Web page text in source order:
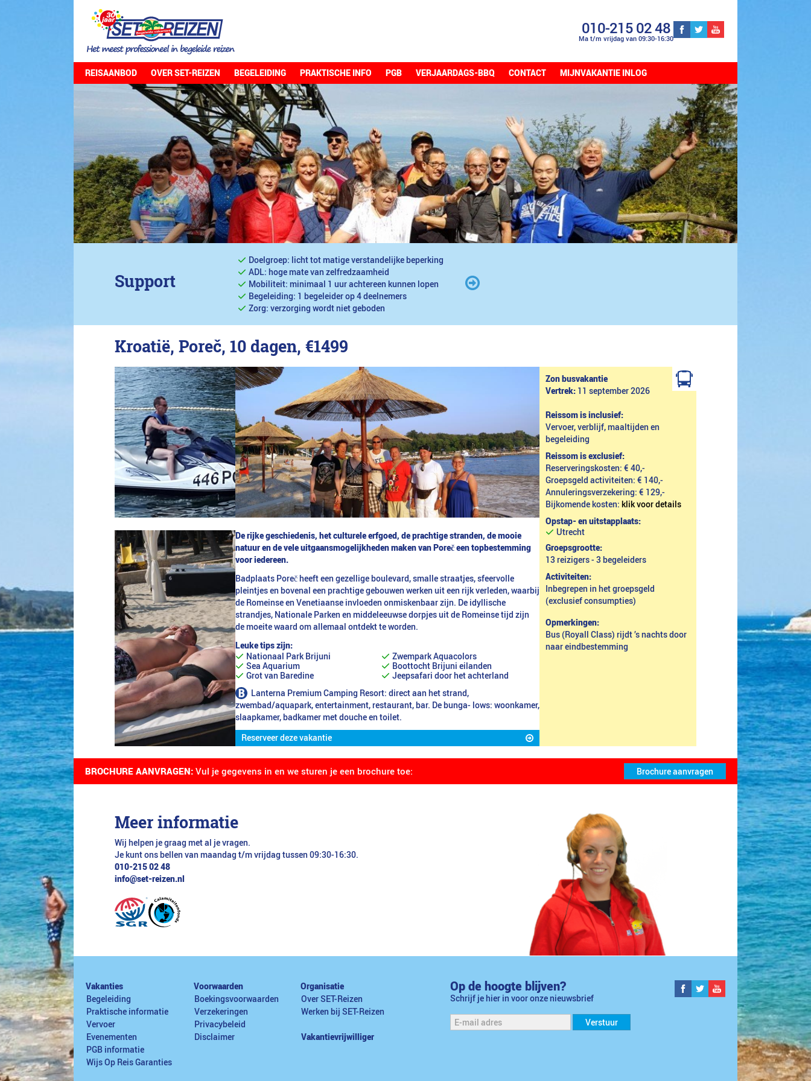
010-215 02 48
Ma t/m vrijdag van 09:30-16:30
REISAANBOD OVER SET-REIZEN BEGELEIDING PRAKTISCHE INFO PGB VERJAARDAGS-BBQ CONTACT MIJNVAKANTIE INLOG
Support
Doelgroep: licht tot matige verstandelijke beperking
ADL: hoge mate van zelfredzaamheid
Mobiliteit: minimaal 1 uur achtereen kunnen lopen
Begeleiding: 1 begeleider op 4 deelnemers
Zorg: verzorging wordt niet geboden
Kroatië, Poreč, 10 dagen, €1499
De rijke geschiedenis, het culturele erfgoed, de prachtige stranden, de mooie
natuur en de vele uitgaansmogelijkheden maken van Poreč een topbestemming
voor iedereen.
Badplaats Poreč heeft een gezellige boulevard, smalle straatjes, sfeervolle
pleintjes en bovenal een prachtige gebouwen werken uit een rijk verleden, waarbij
de Romeinse en Venetiaanse invloeden onmiskenbaar zijn. De idyllische
strandjes, Nationale Parken en middeleeuwse dorpjes uit de Romeinse tijd zijn
de moeite waard om allemaal ontdekt te worden.
Leuke tips zijn:
Nationaal Park Brijuni
Zwempark Aquacolors
Sea Aquarium
Boottocht Brijuni eilanden
Grot van Baredine
Jeepsafari door het achterland
Lanterna Premium Camping Resort: direct aan het strand,
zwembad/aquapark, entertainment, restaurant, bar. De bunga- lows: woonkamer,
slaapkamer, badkamer met douche en toilet.
Reserveer deze vakantie
Zon busvakantie
Vertrek: 11 september 2026
Reissom is inclusief:
Vervoer, verblijf, maaltijden en
begeleiding
Reissom is exclusief:
Reserveringskosten: € 40,-
Groepsgeld activiteiten: € 140,-
Annuleringsverzekering: € 129,-
Bijkomende kosten: klik voor details
Opstap- en uitstapplaats:
Utrecht
Groepsgrootte:
13 reizigers - 3 begeleiders
Activiteiten:
Inbegrepen in het groepsgeld
(exclusief consumpties)
Opmerkingen:
Bus (Royall Class) rijdt ’s nachts door
naar eindbestemming
BROCHURE AANVRAGEN: Vul je gegevens in en we sturen je een brochure toe:
Meer informatie
Wij helpen je graag met al je vragen.
Je kunt ons bellen van maandag t/m vrijdag tussen 09:30-16:30.
010-215 02 48
info@set-reizen.nl
Vakanties
Begeleiding
Praktische informatie
Vervoer
Evenementen
PGB informatie
Wijs Op Reis Garanties
Voorwaarden
Boekingsvoorwaarden
Verzekeringen
Privacybeleid
Disclaimer
Organisatie
Over SET-Reizen
Werken bij SET-Reizen
Vakantievrijwilliger
Op de hoogte blijven?
Schrijf je hier in voor onze nieuwsbrief